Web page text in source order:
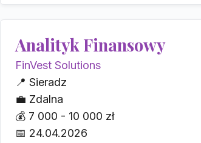
Analityk Finansowy
FinVest Solutions
📍 Sieradz
💼 Zdalna
💰 7 000 - 10 000 zł
📅 24.04.2026